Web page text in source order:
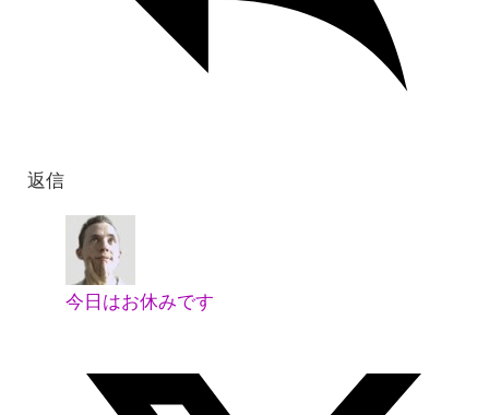
返信
今日はお休みです